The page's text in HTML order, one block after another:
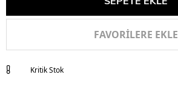
FAVORILERE EKLE
Kritik Stok